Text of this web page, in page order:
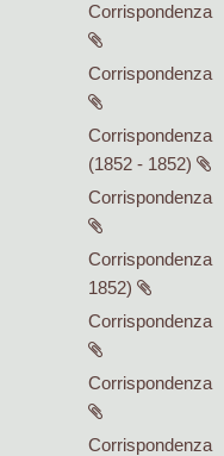
Corrispondenza
Corrispondenza
Corrispondenza
(1852 - 1852)
Corrispondenza
Corrispondenza
1852)
Corrispondenza
Corrispondenza
Corrispondenza